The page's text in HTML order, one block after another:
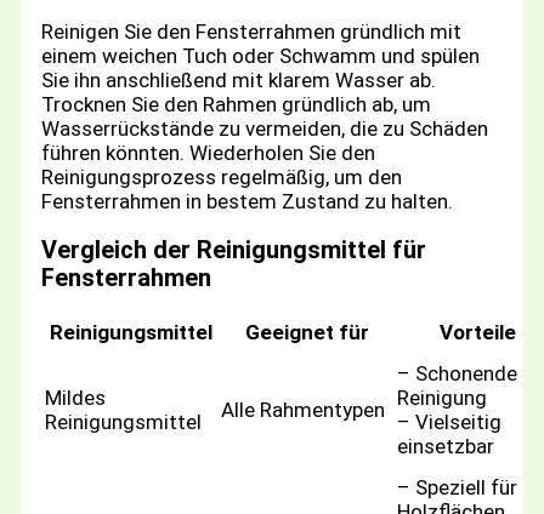
Reinigen Sie den Fensterrahmen gründlich mit
einem weichen Tuch oder Schwamm und spülen
Sie ihn anschließend mit klarem Wasser ab.
Trocknen Sie den Rahmen gründlich ab, um
Wasserrückstände zu vermeiden, die zu Schäden
führen könnten. Wiederholen Sie den
Reinigungsprozess regelmäßig, um den
Fensterrahmen in bestem Zustand zu halten.
Vergleich der Reinigungsmittel für
Fensterrahmen
Reinigungsmittel Geeignet für Vorteile
Mildes
Reinigungsmittel
Alle Rahmentypen
– Schonende
Reinigung
– Vielseitig
einsetzbar
– Speziell für